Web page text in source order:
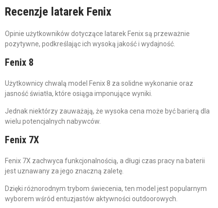
Recenzje latarek Fenix
Opinie użytkowników dotyczące latarek Fenix są przeważnie
pozytywne, podkreślając ich wysoką jakość i wydajność.
Fenix 8
Użytkownicy chwalą model Fenix 8 za solidne wykonanie oraz
jasność światła, które osiąga imponujące wyniki.
Jednak niektórzy zauważają, że wysoka cena może być barierą dla
wielu potencjalnych nabywców.
Fenix 7X
Fenix 7X zachwyca funkcjonalnością, a długi czas pracy na baterii
jest uznawany za jego znaczną zaletę.
Dzięki różnorodnym trybom świecenia, ten model jest popularnym
wyborem wśród entuzjastów aktywności outdoorowych.